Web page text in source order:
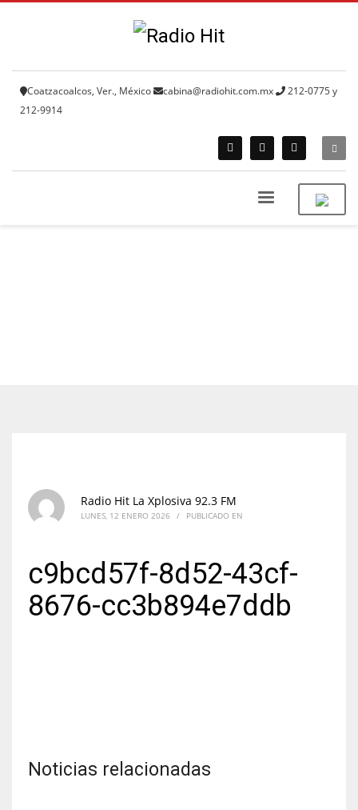
Coatzacoalcos, Ver., México cabina@radiohit.com.mx
212-0775 y
212-9914
Radio Hit La Xplosiva 92.3 FM
LUNES, 12 ENERO 2026 / PUBLICADO EN
c9bcd57f-8d52-43cf-
8676-cc3b894e7ddb
Noticias relacionadas